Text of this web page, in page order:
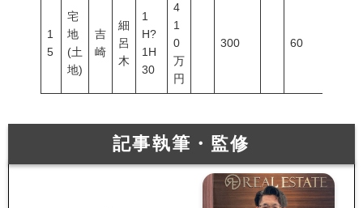
1
5
宅
地
(土
地)
吉
崎
細
呂
木
1
H?
1H
30
4
1
0
万
円
300 60
記事執筆・監修